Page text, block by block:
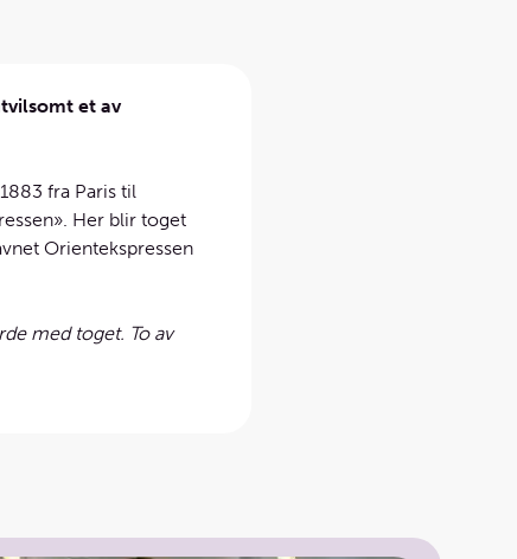
et av
fra Paris til
Her blir toget
Orient­ekspressen
med toget. To av